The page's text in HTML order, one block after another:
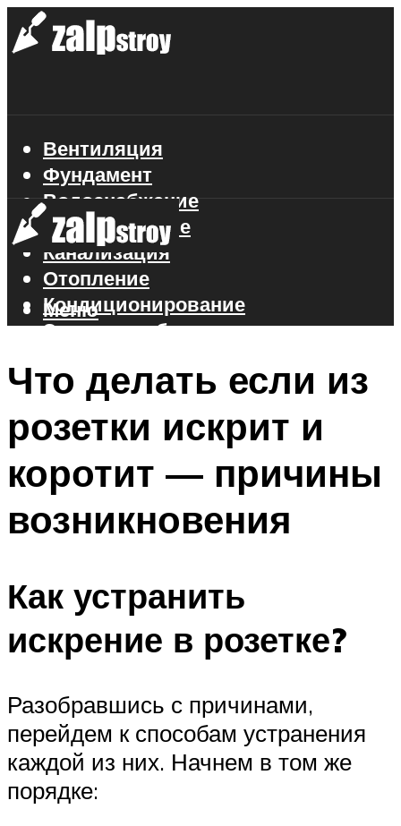
Вентиляция
Фундамент
Водоснабжение
Газоснабжение
Канализация
Отопление
Кондиционирование
Электроснабжение
Меню
Меню
Что делать если из
розетки искрит и
коротит — причины
возникновения
Как устранить
искрение в розетке?
Разобравшись с причинами,
перейдем к способам устранения
каждой из них. Начнем в том же
порядке: